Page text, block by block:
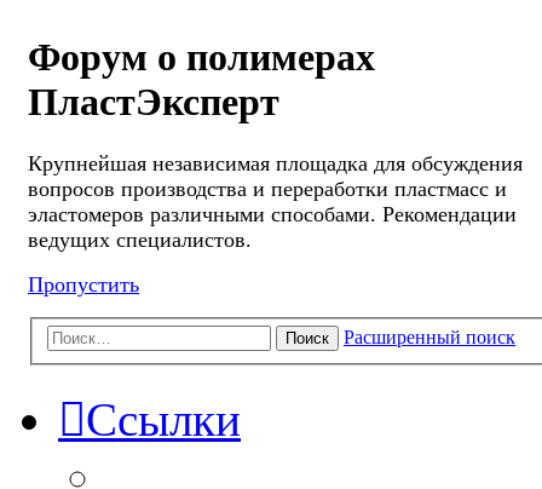
Форум о полимерах
ПластЭксперт
Крупнейшая независимая площадка для обсуждения
вопросов производства и переработки пластмасс и
эластомеров различными способами. Рекомендации
ведущих специалистов.
Пропустить
Поиск Расширенный поиск
Ссылки